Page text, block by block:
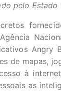
pelo
Angry
de mapas,
à
as